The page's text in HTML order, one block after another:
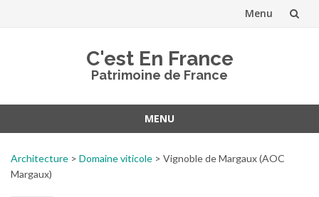
Menu
C'est En France
Patrimoine de France
MENU
contenu
Architecture > Domaine viticole > Vignoble de Margaux (AOC
Margaux)